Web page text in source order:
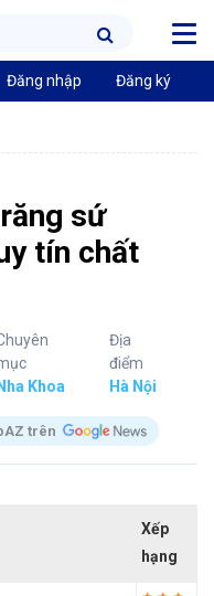
Đăng nhập Đăng ký
sứ
tín chất
Nha Khoa
Địa
điểm
Hà Nội
trên
Xếp
hạng